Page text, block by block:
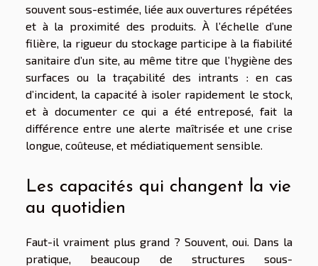
souvent sous-estimée, liée aux ouvertures répétées
et à la proximité des produits. À l’échelle d’une
filière, la rigueur du stockage participe à la fiabilité
sanitaire d’un site, au même titre que l’hygiène des
surfaces ou la traçabilité des intrants : en cas
d’incident, la capacité à isoler rapidement le stock,
et à documenter ce qui a été entreposé, fait la
différence entre une alerte maîtrisée et une crise
longue, coûteuse, et médiatiquement sensible.
Les capacités qui changent la vie
au quotidien
Faut-il vraiment plus grand ? Souvent, oui. Dans la
pratique, beaucoup de structures sous-